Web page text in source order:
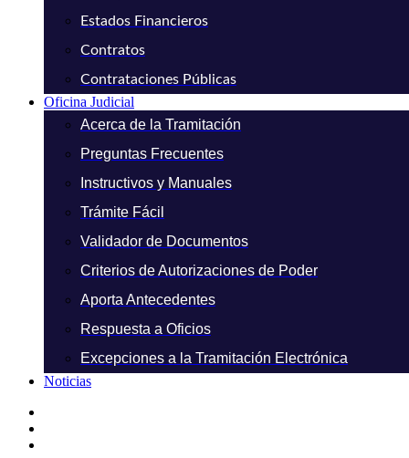
Estados Financieros
Contratos
Contrataciones Públicas
Oficina Judicial
Acerca de la Tramitación
Preguntas Frecuentes
Instructivos y Manuales
Trámite Fácil
Validador de Documentos
Criterios de Autorizaciones de Poder
Aporta Antecedentes
Respuesta a Oficios
Excepciones a la Tramitación Electrónica
Noticias